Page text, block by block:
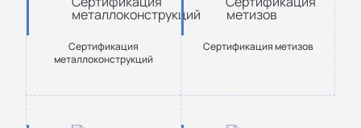
Сертификация
металлоконструкций
Сертификация метизов